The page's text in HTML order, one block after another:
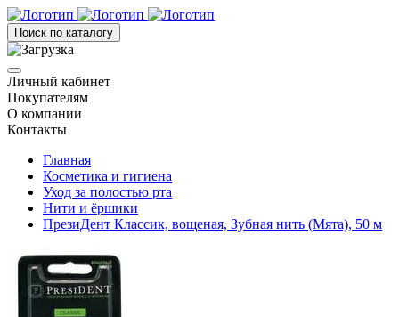
Поиск по каталогу
Личный кабинет
Покупателям
О компании
Контакты
Главная
Косметика и гигиена
Уход за полостью рта
Нити и ёршики
ПрезиДент Классик, вощеная, Зубная нить (Мята), 50 м